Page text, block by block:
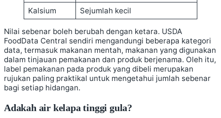
Kalsium
Sejumlah kecil
Nilai sebenar boleh berubah dengan ketara. USDA
FoodData Central sendiri mengandungi beberapa kategori
data, termasuk makanan mentah, makanan yang digunakan
dalam tinjauan pemakanan dan produk berjenama. Oleh itu,
label pemakanan pada produk yang dibeli merupakan
rujukan paling praktikal untuk mengetahui jumlah sebenar
bagi setiap hidangan.
Adakah air kelapa tinggi gula?